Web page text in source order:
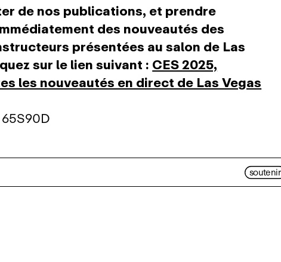
de nos publications, et prendre
des nouveautés des
présentées au salon de Las
sur le lien suivant :CES 2025,
les nouveautés en direct de Las Vegas
soutenir